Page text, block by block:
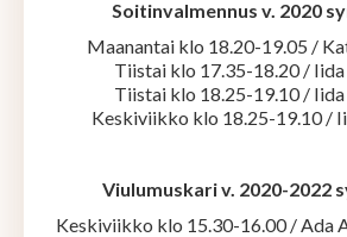
Soitinvalmennus v. 2020
Maanantai klo 18.20-19.05 /
Tiistai klo 17.35-18.20 / Iida
Tiistai klo 18.25-19.10 / Iida
Keskiviikko klo 18.25-19.10 /
Viulumuskari v. 2020-2022
Keskiviikko klo 15.30-16.00 / Ada